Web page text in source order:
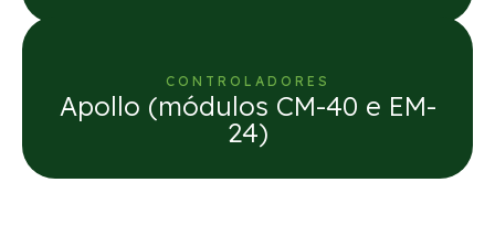
CONTROLADORES
Apollo (módulos CM-40 e EM-
24)